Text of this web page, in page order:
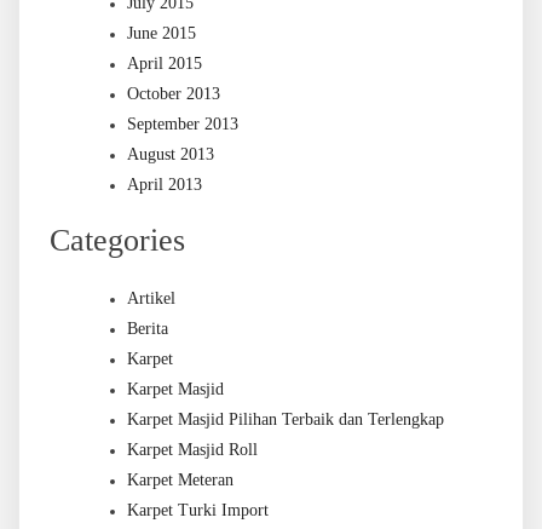
June 2015
April 2015
October 2013
September 2013
August 2013
April 2013
Categories
Artikel
Berita
Karpet
Karpet Masjid
Karpet Masjid Pilihan Terbaik dan Terlengkap
Karpet Masjid Roll
Karpet Meteran
Karpet Turki Import